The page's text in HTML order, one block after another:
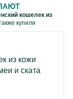
кошелек из
купили